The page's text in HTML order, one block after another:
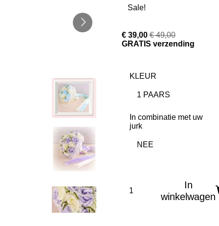
Sale!
€ 39,00 € 49,00
GRATIS verzending
KLEUR
In combinatie met uw
jurk
In
winkelwagen